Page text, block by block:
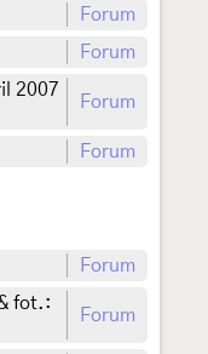
Forum
Forum
2007
Forum
Forum
Forum
fot.:
Forum